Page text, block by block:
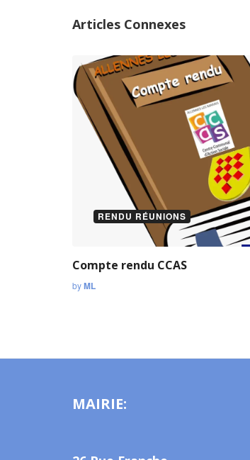
Articles Connexes
RENDU RÉUNIONS
Compte rendu CCAS
byML
MAIRIE: